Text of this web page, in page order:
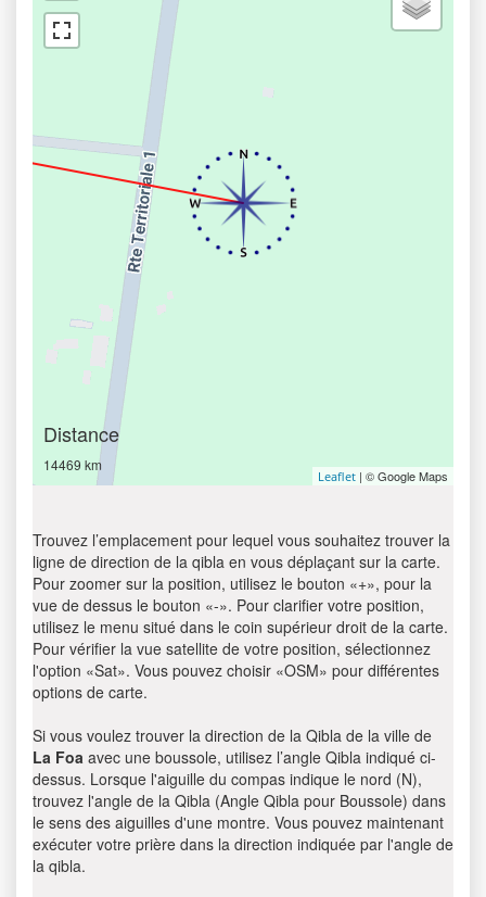
Distance
14469 km
Leaflet | © Google Maps
Trouvez l’emplacement pour lequel vous souhaitez trouver la
ligne de direction de la qibla en vous déplaçant sur la carte.
Pour zoomer sur la position, utilisez le bouton «+», pour la
vue de dessus le bouton «-». Pour clarifier votre position,
utilisez le menu situé dans le coin supérieur droit de la carte.
Pour vérifier la vue satellite de votre position, sélectionnez
l'option «Sat». Vous pouvez choisir «OSM» pour différentes
options de carte.
Si vous voulez trouver la direction de la Qibla de la ville de
La Foa avec une boussole, utilisez l’angle Qibla indiqué ci-
dessus. Lorsque l'aiguille du compas indique le nord (N),
trouvez l'angle de la Qibla (Angle Qibla pour Boussole) dans
le sens des aiguilles d'une montre. Vous pouvez maintenant
exécuter votre prière dans la direction indiquée par l'angle de
la qibla.